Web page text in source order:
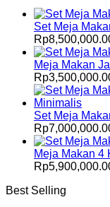
Set Meja
Rp
Meja Makan
Rp
Set Meja
Rp
Meja Makan 4
Rp
Best Selling